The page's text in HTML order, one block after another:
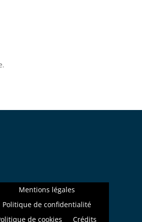
Mentions légales
Politique de confidentialité
de cookies
Crédits